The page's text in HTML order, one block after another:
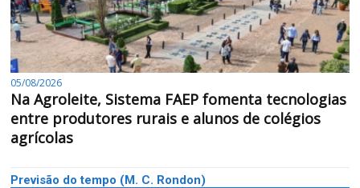
05/08/2026
Na Agroleite, Sistema FAEP fomenta tecnologias
entre produtores rurais e alunos de colégios
agrícolas
Previsão do tempo (M. C. Rondon)